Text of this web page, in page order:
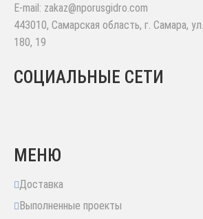
E-mail: zakaz@nporusgidro.com
443010, Самарская область, г. Самара,
180, 19
СОЦИАЛЬНЫЕ СЕТИ
МЕНЮ
Доставка
Выполненные проекты